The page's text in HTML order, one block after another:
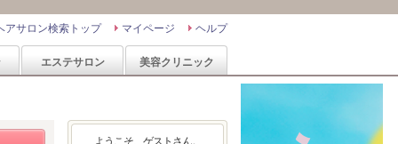
ヘルプ
マイページ
アサロン検索トップ
エステサロン 美容クリニック
ようこそ、ゲストさん。